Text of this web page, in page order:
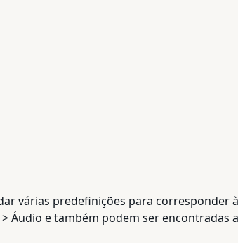
várias predefinições para corresponder
Áudio e também podem ser encontradas